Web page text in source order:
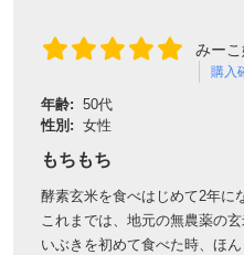
みー
購入
年齢: 50代
性別: 女性
もちもち
酵素玄米を食べはじめて2年に
これまでは、地元の無農薬の
いぶきを初めて食べた時、ほ